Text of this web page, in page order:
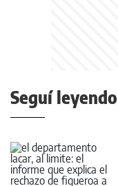
Seguí leyendo